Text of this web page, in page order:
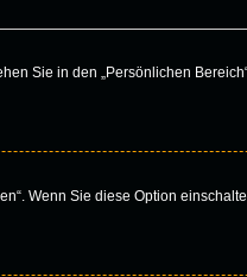
Sie in den „Persönlichen
Wenn Sie diese Option